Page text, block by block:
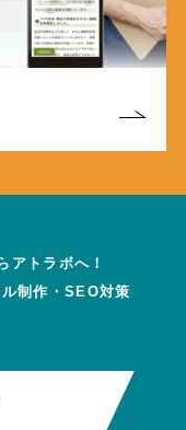
アトラボへ！
制作・SEO対策